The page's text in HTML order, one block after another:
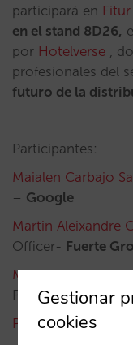
participará en Fitur
en el stand 8D26,
por Hotelverse ,
profesionales del
futuro de la
Participantes:
Maialen Carbajo
– Google
Martin Aleixandre
Officer- Fuerte
Mariona Bragulat–
Portugal –
Patricia Rosello
Gestionar
cookies